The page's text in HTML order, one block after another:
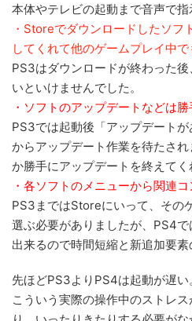
本体やテレビの起動まで音声で指
・Storeでダウンロードしたソフ
してくれて他のゲームプレイ中
PS3はダウンロードが終わった
いといけませんでした。
・ソフトのアップデートなどは
PS3では起動後「アップデート
からアップデート作業を待たさ
か勝手にアップデートを終えてく
・各ソフトのメニューから関連
PS3まではStoreにいって、その
選ぶ必要がありましたが、PS4
出来るので時間短縮と新追加要素
先ほどPS3よりPS4は起動が遅い
こういう実際の操作中のストレ